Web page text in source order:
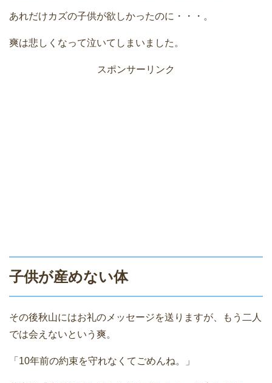
あれだけカズの子供が欲しかったのに・・・。
爽は悲しくなって泣いてしまいました。
スポンサーリンク
子供が産めない体
その後秋山にはお礼のメッセージを送りますが、もう二人
では会えないという爽。
「10年前の約束を守れなくてごめんね。」